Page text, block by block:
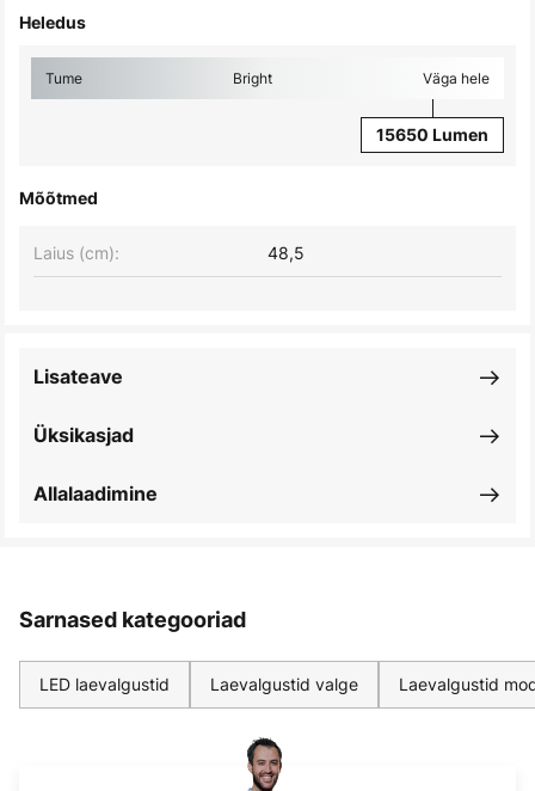
Heledus
Tume Bright Väga hele
15650 Lumen
Mõõtmed
Laius (cm): 48,5
Üksikasjad
Lisateave
Allalaadimine
Sarnased kategooriad
LED laevalgustid Laevalgustid valge Laevalgustid